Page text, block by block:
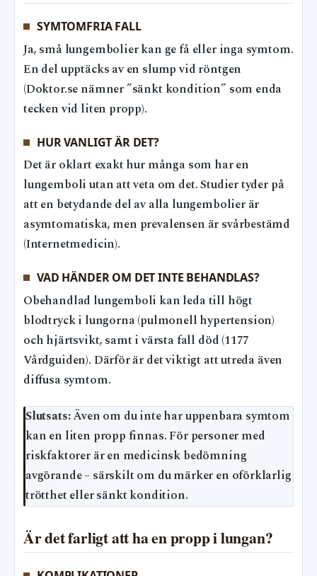
SYMTOMFRIA FALL
Ja, små lungembolier kan ge få eller inga symtom.
En del upptäcks av en slump vid röntgen
(Doktor.se nämner ”sänkt kondition” som enda
tecken vid liten propp).
HUR VANLIGT ÄR DET?
Det är oklart exakt hur många som har en
lungemboli utan att veta om det. Studier tyder på
att en betydande del av alla lungembolier är
asymtomatiska, men prevalensen är svårbestämd
(Internetmedicin).
VAD HÄNDER OM DET INTE BEHANDLAS?
Obehandlad lungemboli kan leda till högt
blodtryck i lungorna (pulmonell hypertension)
och hjärtsvikt, samt i värsta fall död (1177
Vårdguiden). Därför är det viktigt att utreda även
diffusa symtom.
Slutsats:Även om du inte har uppenbara symtom
kan en liten propp finnas. För personer med
riskfaktorer är en medicinsk bedömning
avgörande – särskilt om du märker en oförklarlig
trötthet eller sänkt kondition.
Är det farligt att ha en propp i lungan?